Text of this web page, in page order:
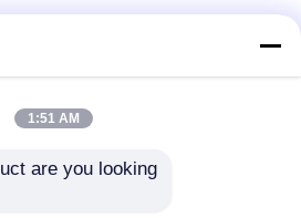
1:51 AM
are you looking